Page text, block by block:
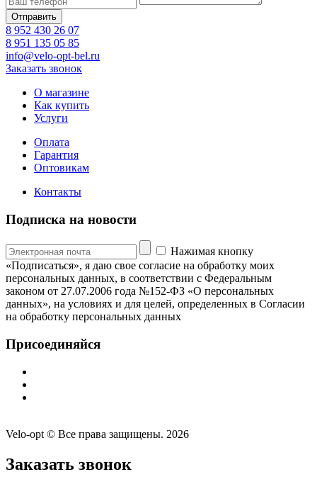
8 952 430 26 07
8 951 135 05 85
info@velo-opt-bel.ru
Заказать звонок
О магазине
Как купить
Услуги
Оплата
Гарантия
Оптовикам
Контакты
Подписка на новости
Нажимая кнопку
«Подписаться», я даю свое согласие на обработку моих
персональных данных, в соответствии с Федеральным
законом от 27.07.2006 года №152-ФЗ «О персональных
данных», на условиях и для целей, определенных в Согласии
на обработку персональных данных
Присоединяйся
Velo-opt © Все права защищены. 2026
Заказать звонок